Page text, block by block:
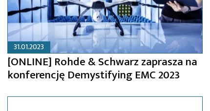
31.01.2023
[ONLINE] Rohde & Schwarz zaprasza na
konferencję Demystifying EMC 2023